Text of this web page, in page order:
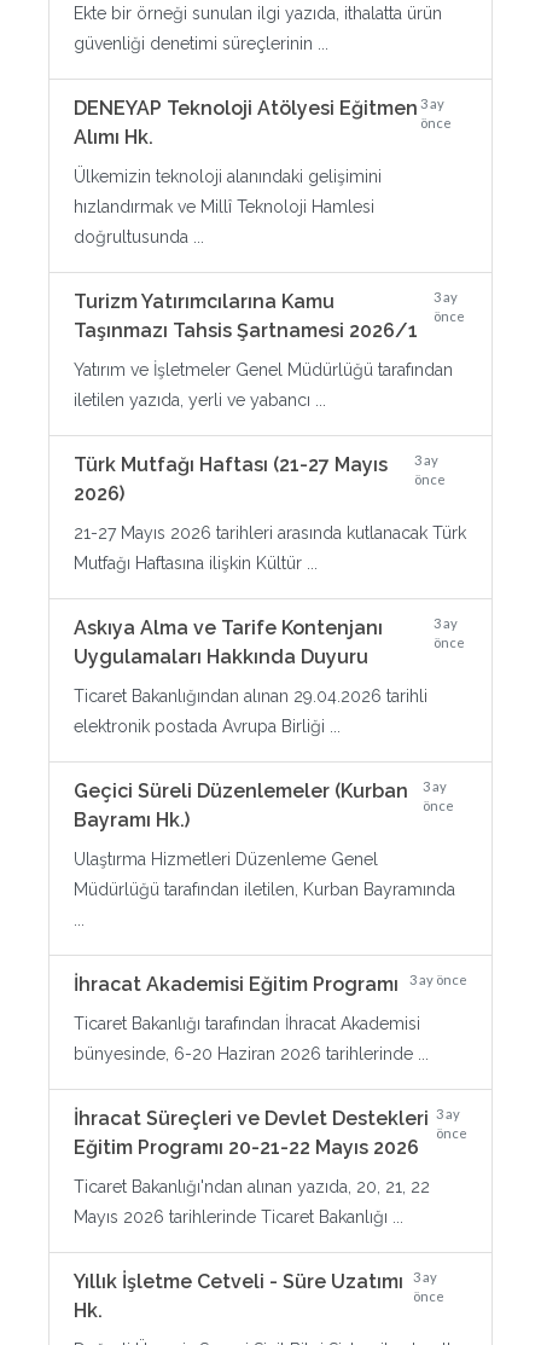
Ekte bir örneği sunulan ilgi yazıda, ithalatta ürün
güvenliği denetimi süreçlerinin ...
DENEYAP Teknoloji Atölyesi Eğitmen
Alımı Hk.
3 ay
önce
Ülkemizin teknoloji alanındaki gelişimini
hızlandırmak ve Millî Teknoloji Hamlesi
doğrultusunda ...
Turizm Yatırımcılarına Kamu
Taşınmazı Tahsis Şartnamesi 2026/1
3 ay
önce
Yatırım ve İşletmeler Genel Müdürlüğü tarafından
iletilen yazıda, yerli ve yabancı ...
Türk Mutfağı Haftası (21-27 Mayıs
2026)
3 ay
önce
21-27 Mayıs 2026 tarihleri arasında kutlanacak Türk
Mutfağı Haftasına ilişkin Kültür ...
Askıya Alma ve Tarife Kontenjanı
Uygulamaları Hakkında Duyuru
3 ay
önce
Ticaret Bakanlığından alınan 29.04.2026 tarihli
elektronik postada Avrupa Birliği ...
Geçici Süreli Düzenlemeler (Kurban
Bayramı Hk.)
3 ay
önce
Ulaştırma Hizmetleri Düzenleme Genel
Müdürlüğü tarafından iletilen, Kurban Bayramında
İhracat Akademisi Eğitim Programı 3 ay önce
Ticaret Bakanlığı tarafından İhracat Akademisi
bünyesinde, 6-20 Haziran 2026 tarihlerinde ...
İhracat Süreçleri ve Devlet Destekleri
Eğitim Programı 20-21-22 Mayıs 2026
3 ay
önce
Ticaret Bakanlığı'ndan alınan yazıda, 20, 21, 22
Mayıs 2026 tarihlerinde Ticaret Bakanlığı ...
Yıllık İşletme Cetveli - Süre Uzatımı
Hk.
3 ay
önce